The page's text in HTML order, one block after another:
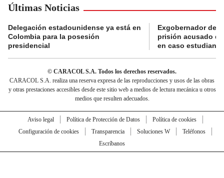
Últimas Noticias
Delegación estadounidense ya está en
Colombia para la posesión
presidencial
Exgobernador de
prisión acusado
en caso
© CARACOL S.A. Todos los derechos reservados.
CARACOL S.A. realiza una reserva expresa de las reproducciones y usos de las obras
y otras prestaciones accesibles desde este sitio web a medios de lectura mecánica u otros
medios que resulten adecuados.
Aviso legal Política de Protección de Datos
Política de cookies
Configuración de cookies
Transparencia Soluciones W
Teléfonos
Escríbanos